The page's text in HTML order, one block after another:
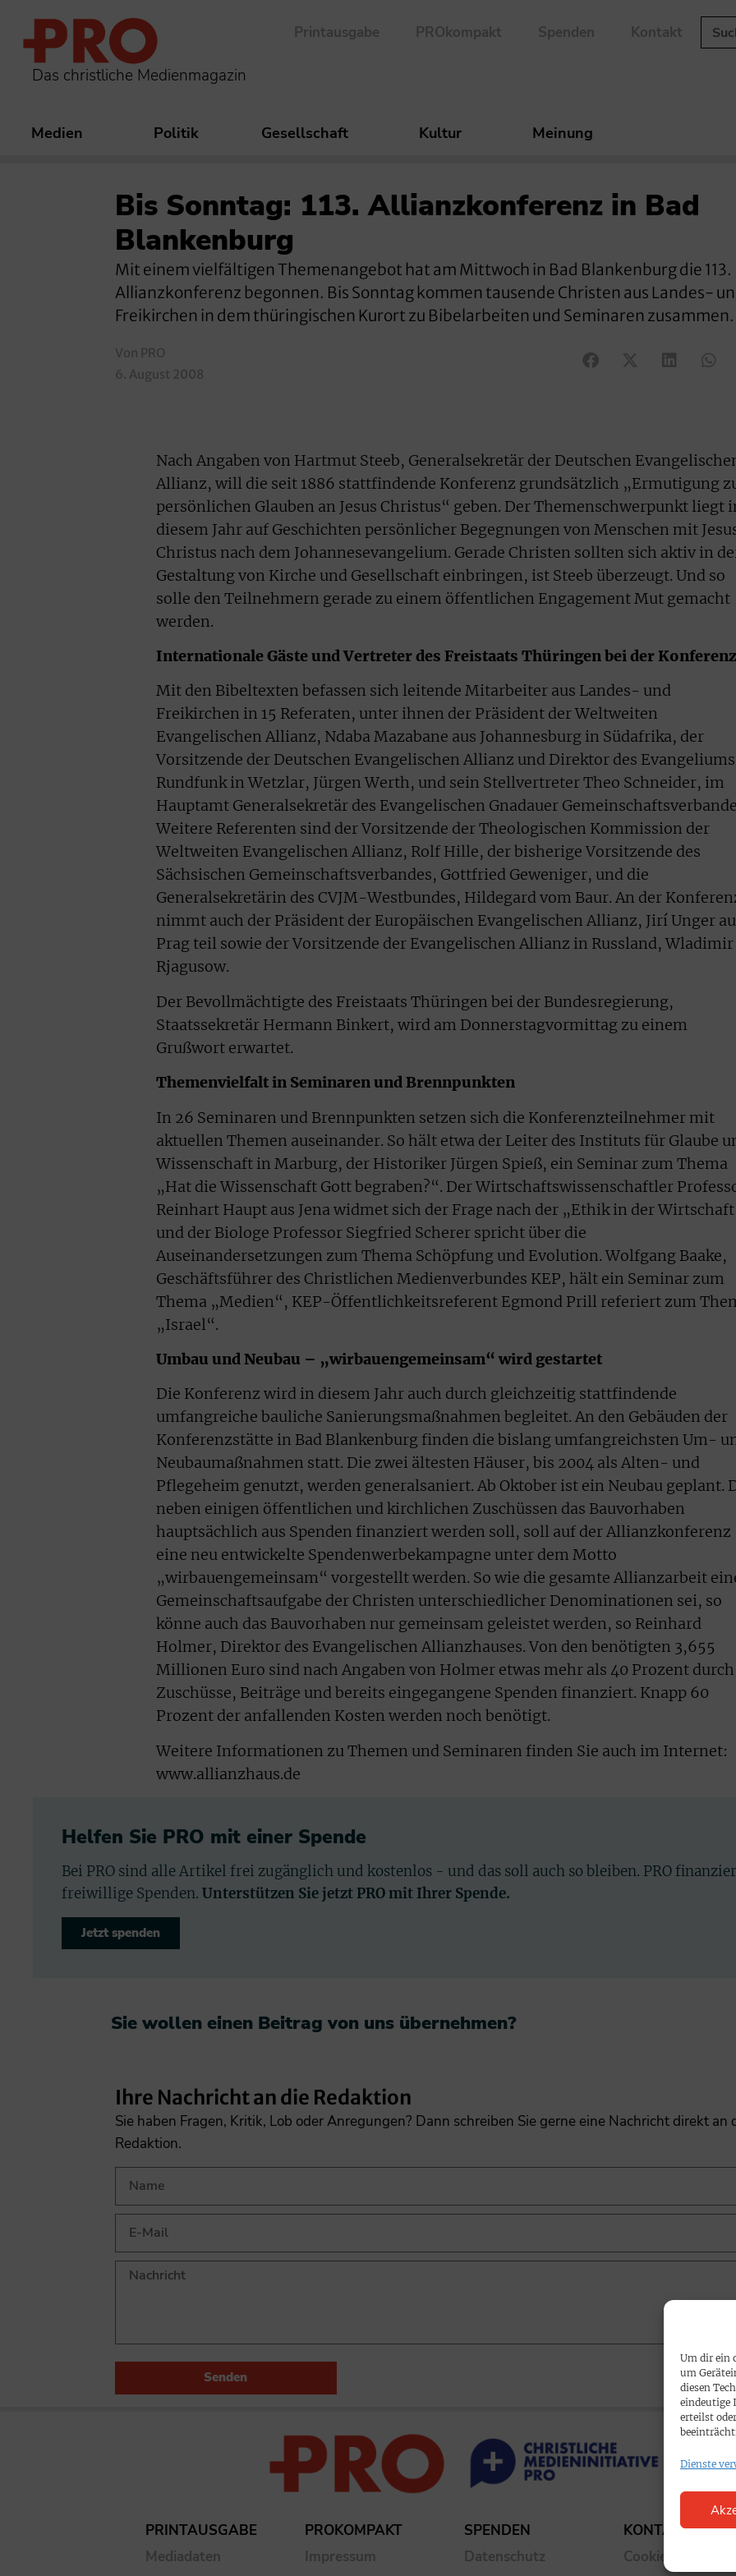
Um dir ein
um
diesen
eindeutige
erteilst
Dienste
Das christliche Medienmagazin
Printausgabe PROkompakt Spenden Kontakt
Medien Politik Gesellschaft Kultur Meinung
Bis Sonntag: 113. Allianzkonferenz in Bad
Blankenburg
Mit einem vielfältigen Themenangebot hat am Mittwoch in Bad Blankenburg die 113.
Allianzkonferenz begonnen. Bis Sonntag kommen tausende Christen aus Landes-
Freikirchen in dem thüringischen Kurort zu Bibelarbeiten und Seminaren zusammen.
Von PRO
6. August 2008
Nach Angaben von Hartmut Steeb, Generalsekretär der Deutschen
Allianz, will die seit 1886 stattfindende Konferenz grundsätzlich „Ermutigung
persönlichen Glauben an Jesus Christus“ geben. Der Themenschwerpunkt liegt
diesem Jahr auf Geschichten persönlicher Begegnungen von Menschen mit
Christus nach dem Johannesevangelium. Gerade Christen sollten sich aktiv in
Gestaltung von Kirche und Gesellschaft einbringen, ist Steeb überzeugt. Und so
solle den Teilnehmern gerade zu einem öffentlichen Engagement Mut gemacht
werden.
Internationale Gäste und Vertreter des Freistaats Thüringen bei der Konferenz
Mit den Bibeltexten befassen sich leitende Mitarbeiter aus Landes- und
Freikirchen in 15 Referaten, unter ihnen der Präsident der Weltweiten
Evangelischen Allianz, Ndaba Mazabane aus Johannesburg in Südafrika, der
Vorsitzende der Deutschen Evangelischen Allianz und Direktor des
Rundfunk in Wetzlar, Jürgen Werth, und sein Stellvertreter Theo Schneider, im
Hauptamt Generalsekretär des Evangelischen Gnadauer
Weitere Referenten sind der Vorsitzende der Theologischen Kommission der
Weltweiten Evangelischen Allianz, Rolf Hille, der bisherige Vorsitzende des
Sächsischen Gemeinschaftsverbandes, Gottfried Geweniger, und die
Generalsekretärin des CVJM-Westbundes, Hildegard vom Baur. An der
nimmt auch der Präsident der Europäischen Evangelischen Allianz, Jirí Unger
Prag teil sowie der Vorsitzende der Evangelischen Allianz in Russland, Wladimir
Rjagusow.
Der Bevollmächtigte des Freistaats Thüringen bei der Bundesregierung,
Staatssekretär Hermann Binkert, wird am Donnerstagvormittag zu einem
Grußwort erwartet.
Themenvielfalt in Seminaren und Brennpunkten
In 26 Seminaren und Brennpunkten setzen sich die Konferenzteilnehmer mit
aktuellen Themen auseinander. So hält etwa der Leiter des Instituts für Glaube
Wissenschaft in Marburg, der Historiker Jürgen Spieß, ein Seminar zum Thema
„Hat die Wissenschaft Gott begraben?“. Der Wirtschaftswissenschaftler
Reinhart Haupt aus Jena widmet sich der Frage nach der „Ethik in der
und der Biologe Professor Siegfried Scherer spricht über die
Auseinandersetzungen zum Thema Schöpfung und Evolution. Wolfgang Baake,
Geschäftsführer des Christlichen Medienverbundes KEP, hält ein Seminar zum
Thema „Medien“, KEP-Öffentlichkeitsreferent Egmond Prill referiert zum
„Israel“.
Umbau und Neubau – „wirbauengemeinsam“ wird gestartet
Die Konferenz wird in diesem Jahr auch durch gleichzeitig stattfindende
umfangreiche bauliche Sanierungsmaßnahmen begleitet. An den Gebäuden der
Konferenzstätte in Bad Blankenburg finden die bislang umfangreichsten Um-
Neubaumaßnahmen statt. Die zwei ältesten Häuser, bis 2004 als Alten- und
Pflegeheim genutzt, werden generalsaniert. Ab Oktober ist ein Neubau geplant.
neben einigen öffentlichen und kirchlichen Zuschüssen das Bauvorhaben
hauptsächlich aus Spenden finanziert werden soll, soll auf der Allianzkonferenz
eine neu entwickelte Spendenwerbekampagne unter dem Motto
„wirbauengemeinsam“ vorgestellt werden. So wie die gesamte Allianzarbeit
Gemeinschaftsaufgabe der Christen unterschiedlicher Denominationen sei, so
könne auch das Bauvorhaben nur gemeinsam geleistet werden, so Reinhard
Holmer, Direktor des Evangelischen Allianzhauses. Von den benötigten 3,655
Millionen Euro sind nach Angaben von Holmer etwas mehr als 40 Prozent durch
Zuschüsse, Beiträge und bereits eingegangene Spenden finanziert. Knapp 60
Prozent der anfallenden Kosten werden noch benötigt.
Weitere Informationen zu Themen und Seminaren finden Sie auch im Internet:
www.allianzhaus.de
Helfen Sie PRO mit einer Spende
Bei PRO sind alle Artikel frei zugänglich und kostenlos - und das soll auch so bleiben. PRO
freiwillige Spenden. Unterstützen Sie jetzt PRO mit Ihrer Spende.
Jetzt spenden
Sie wollen einen Beitrag von uns übernehmen?​
Ihre Nachricht an die Redaktion
Sie haben Fragen, Kritik, Lob oder Anregungen? Dann schreiben Sie gerne eine Nachricht direkt an
Redaktion.
Senden
PRINTAUSGABE
Mediadaten
PROKOMPAKT
Impressum
SPENDEN
Datenschutz
KONTAKT
Cookie-Richtlinie